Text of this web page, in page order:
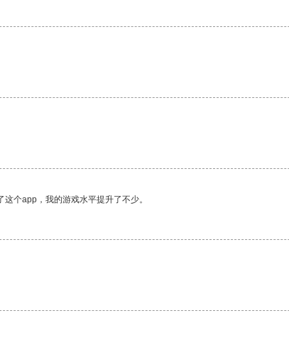
个app，我的游戏水平提升了不少。